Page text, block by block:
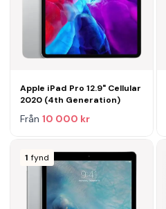
Apple iPad Pro 12.9" Cellular
2020 (4th Generation)
Från 10 000 kr
1 fynd